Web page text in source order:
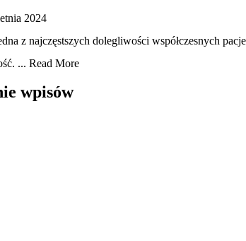
2024
z najczęstszych dolegliwości współczesnych
...Read More
wpisów